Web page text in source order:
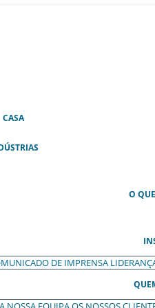
CASA(ATUAL)
O
DE IMPRENSA